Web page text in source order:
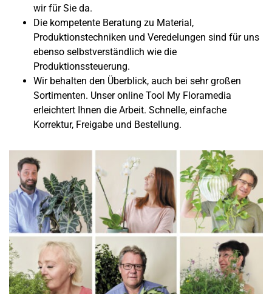
wir für Sie da.
Die kompetente Beratung zu Material,
Produktionstechniken und Veredelungen sind für uns
ebenso selbstverständlich wie die
Produktionssteuerung.
Wir behalten den Überblick, auch bei sehr großen
Sortimenten. Unser online Tool My Floramedia
erleichtert Ihnen die Arbeit. Schnelle, einfache
Korrektur, Freigabe und Bestellung.